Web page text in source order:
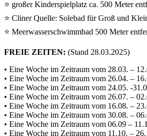
⭐ großer Kinderspielplatz ca. 500 Meter
⭐ Cliner Quelle: Solebad für Groß und
⭐ Meerwasserschwimmbad 500 Meter
FREIE ZEITEN: (Stand 28.03.2025)
• Eine Woche im Zeitraum vom 28.03. –
• Eine Woche im Zeitraum vom 26.04. –
• Eine Woche im Zeitraum vom 24.05. -
• Eine Woche im Zeitraum vom 26.07. –
• Eine Woche im Zeitraum vom 16.08. –
• Eine Woche im Zeitraum vom 30.08. –
• Eine Woche im Zeitraum vom 06.09 –
• Eine Woche im Zeitraum vom 11.10. –